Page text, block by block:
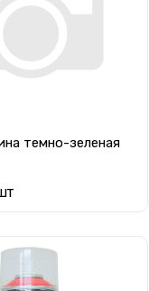
темно-зеленая
Предзаказ